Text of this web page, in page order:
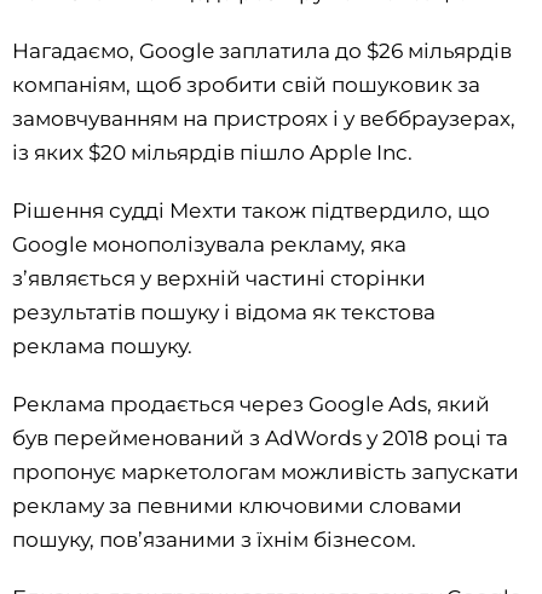
Нагадаємо, Google заплатила до $26 мільярдів
компаніям, щоб зробити свій пошуковик за
замовчуванням на пристроях і у веббраузерах,
із яких $20 мільярдів пішло Apple Inc.
Рішення судді Мехти також підтвердило, що
Google монополізувала рекламу, яка
з’являється у верхній частині сторінки
результатів пошуку і відома як текстова
реклама пошуку.
Реклама продається через Google Ads, який
був перейменований з AdWords у 2018 році та
пропонує маркетологам можливість запускати
рекламу за певними ключовими словами
пошуку, пов’язаними з їхнім бізнесом.